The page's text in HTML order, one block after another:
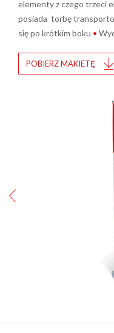
elementy z czego trzeci
posiada torbę
się po krótkim boku •
POBIERZ MAKIETĘ